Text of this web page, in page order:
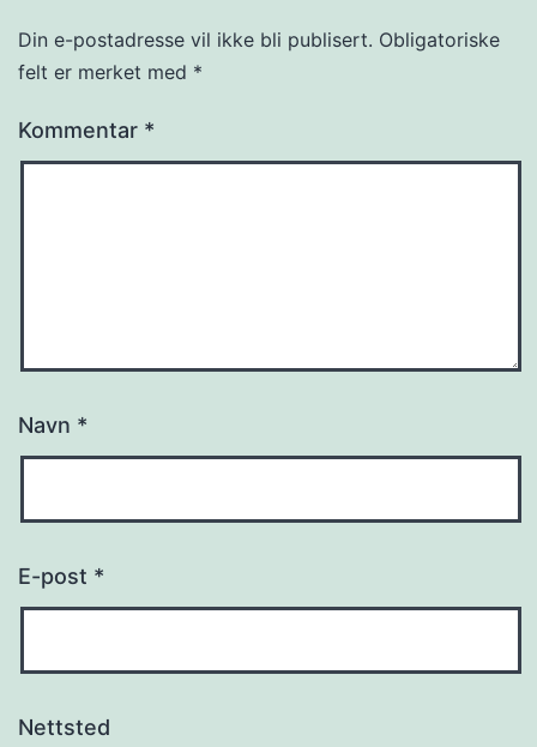
Din e-postadresse vil ikke bli publisert. Obligatoriske
felt er merket med *
Kommentar *
Navn *
E-post *
Nettsted